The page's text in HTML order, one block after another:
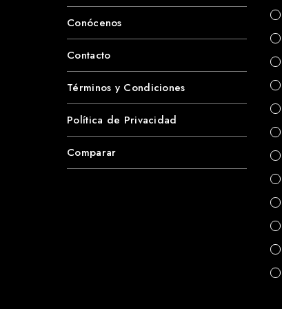
Conócenos
Contacto
Términos y Condiciones
Política de Privacidad
Comparar